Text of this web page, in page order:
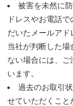
被害を未然に
ドレスやお電話
だいたメールアド
当社が判断した場
ない場合には、
います。
過去のお取引
せていただくこと